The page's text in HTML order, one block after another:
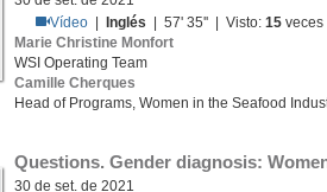
Vídeo
Inglés | 57' 35'' | Visto:15 veces
Marie Christine Monfort
WSI Operating Team
Camille Cherques
Head of Programs, Women in the Seafood
Questions. Gender diagnosis:
30 de set. de 2021